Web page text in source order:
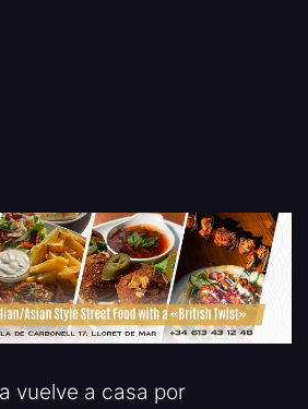
vuelve a casa por